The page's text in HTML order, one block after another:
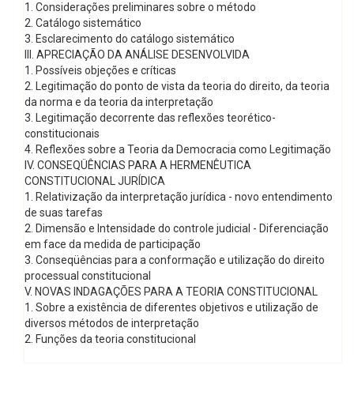
1. Considerações preliminares sobre o método
2. Catálogo sistemático
3. Esclarecimento do catálogo sistemático
III. APRECIAÇÃO DA ANÁLISE DESENVOLVIDA
1. Possíveis objeções e críticas
2. Legitimação do ponto de vista da teoria do direito, da teoria
da norma e da teoria da interpretação
3. Legitimação decorrente das reflexões teorético-
constitucionais
4. Reflexões sobre a Teoria da Democracia como Legitimação
IV. CONSEQÜÊNCIAS PARA A HERMENÊUTICA
CONSTITUCIONAL JURÍDICA
1. Relativização da interpretação jurídica - novo entendimento
de suas tarefas
2. Dimensão e Intensidade do controle judicial - Diferenciação
em face da medida de participação
3. Conseqüências para a conformação e utilização do direito
processual constitucional
V. NOVAS INDAGAÇÕES PARA A TEORIA CONSTITUCIONAL
1. Sobre a existência de diferentes objetivos e utilização de
diversos métodos de interpretação
2. Funções da teoria constitucional